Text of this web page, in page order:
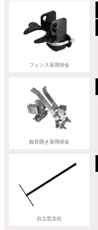
フェンス扉用掛金
観音開き扉用掛金
自立型支柱